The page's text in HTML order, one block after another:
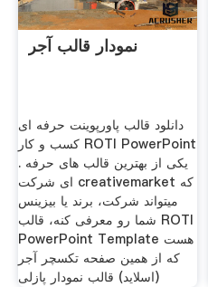
نمودار قالب آجر
دانلود قالب پاورپوینت حرفه ای
کسب و کار ROTI PowerPoint
. یکی از بهترین قالب های حرفه
ای شرکت creativemarket که
میتواند شرکت، برند یا بیزینس
شما رو معرفی کنه، قالب ROTI
PowerPoint Template هست
که از همین صفحه تکسچر آجر
(اسلاید) قالب نمودار پازلی